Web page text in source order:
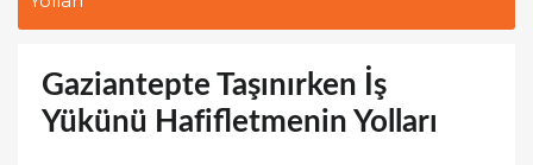
Gaziantepte Taşınırken İş
Yükünü Hafifletmenin Yolları